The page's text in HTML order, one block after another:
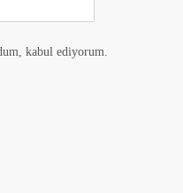
kabul ediyorum.